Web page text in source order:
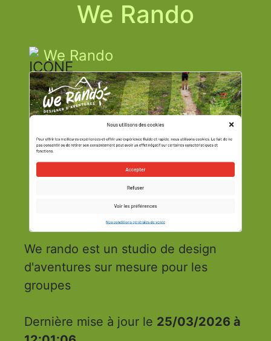
We Rando
We Rando
We rando est un studio de design
d'aventures sur mesure pour les
groupes
Dernière mise à jour le 25/03/2026 à